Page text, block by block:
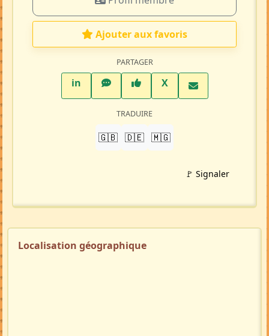
Ajouter aux favoris
PARTAGER
inLinkedInWhatsAppFacebook
XTwitter X
TRADUIRE
🇬🇧 🇩🇪 🇲🇬
🚩 Signaler
Localisation géographique